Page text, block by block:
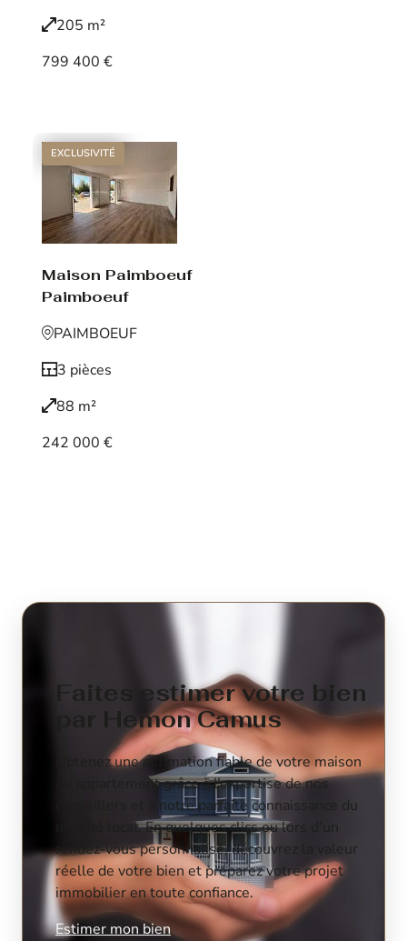
205 m²
799 400 €
EXCLUSIVITÉ
Maison Paimboeuf
Paimboeuf
PAIMBOEUF
3 pièces
88 m²
242 000 €
Faites estimer votre bien
par Hemon Camus
Obtenez une estimation fiable de votre maison
ou appartement grâce à l’expertise de nos
conseillers et à notre parfaite connaissance du
marché local. En quelques clics ou lors d’un
rendez-vous personnalisé, découvrez la valeur
réelle de votre bien et préparez votre projet
immobilier en toute confiance.
Estimer mon bien